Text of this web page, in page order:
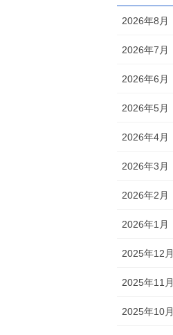
2026年8月
2026年7月
2026年6月
2026年5月
2026年4月
2026年3月
2026年2月
2026年1月
2025年12月
2025年11月
2025年10月